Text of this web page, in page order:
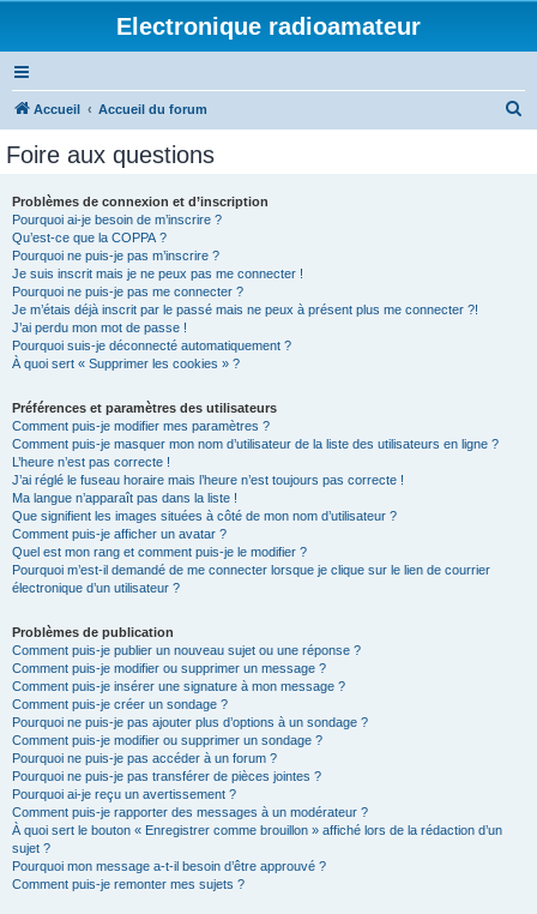
Electronique radioamateur
Accueil Accueil du forum
Foire aux questions
Problèmes de connexion et d’inscription
Pourquoi ai-je besoin de m’inscrire ?
Qu’est-ce que la COPPA ?
Pourquoi ne puis-je pas m’inscrire ?
Je suis inscrit mais je ne peux pas me connecter !
Pourquoi ne puis-je pas me connecter ?
Je m’étais déjà inscrit par le passé mais ne peux à présent plus me connecter ?!
J’ai perdu mon mot de passe !
Pourquoi suis-je déconnecté automatiquement ?
À quoi sert « Supprimer les cookies » ?
Préférences et paramètres des utilisateurs
Comment puis-je modifier mes paramètres ?
Comment puis-je masquer mon nom d’utilisateur de la liste des utilisateurs en ligne ?
L’heure n’est pas correcte !
J’ai réglé le fuseau horaire mais l’heure n’est toujours pas correcte !
Ma langue n’apparaît pas dans la liste !
Que signifient les images situées à côté de mon nom d’utilisateur ?
Comment puis-je afficher un avatar ?
Quel est mon rang et comment puis-je le modifier ?
Pourquoi m’est-il demandé de me connecter lorsque je clique sur le lien de courrier
électronique d’un utilisateur ?
Problèmes de publication
Comment puis-je publier un nouveau sujet ou une réponse ?
Comment puis-je modifier ou supprimer un message ?
Comment puis-je insérer une signature à mon message ?
Comment puis-je créer un sondage ?
Pourquoi ne puis-je pas ajouter plus d’options à un sondage ?
Comment puis-je modifier ou supprimer un sondage ?
Pourquoi ne puis-je pas accéder à un forum ?
Pourquoi ne puis-je pas transférer de pièces jointes ?
Pourquoi ai-je reçu un avertissement ?
Comment puis-je rapporter des messages à un modérateur ?
À quoi sert le bouton « Enregistrer comme brouillon » affiché lors de la rédaction d’un
sujet ?
Pourquoi mon message a-t-il besoin d’être approuvé ?
Comment puis-je remonter mes sujets ?